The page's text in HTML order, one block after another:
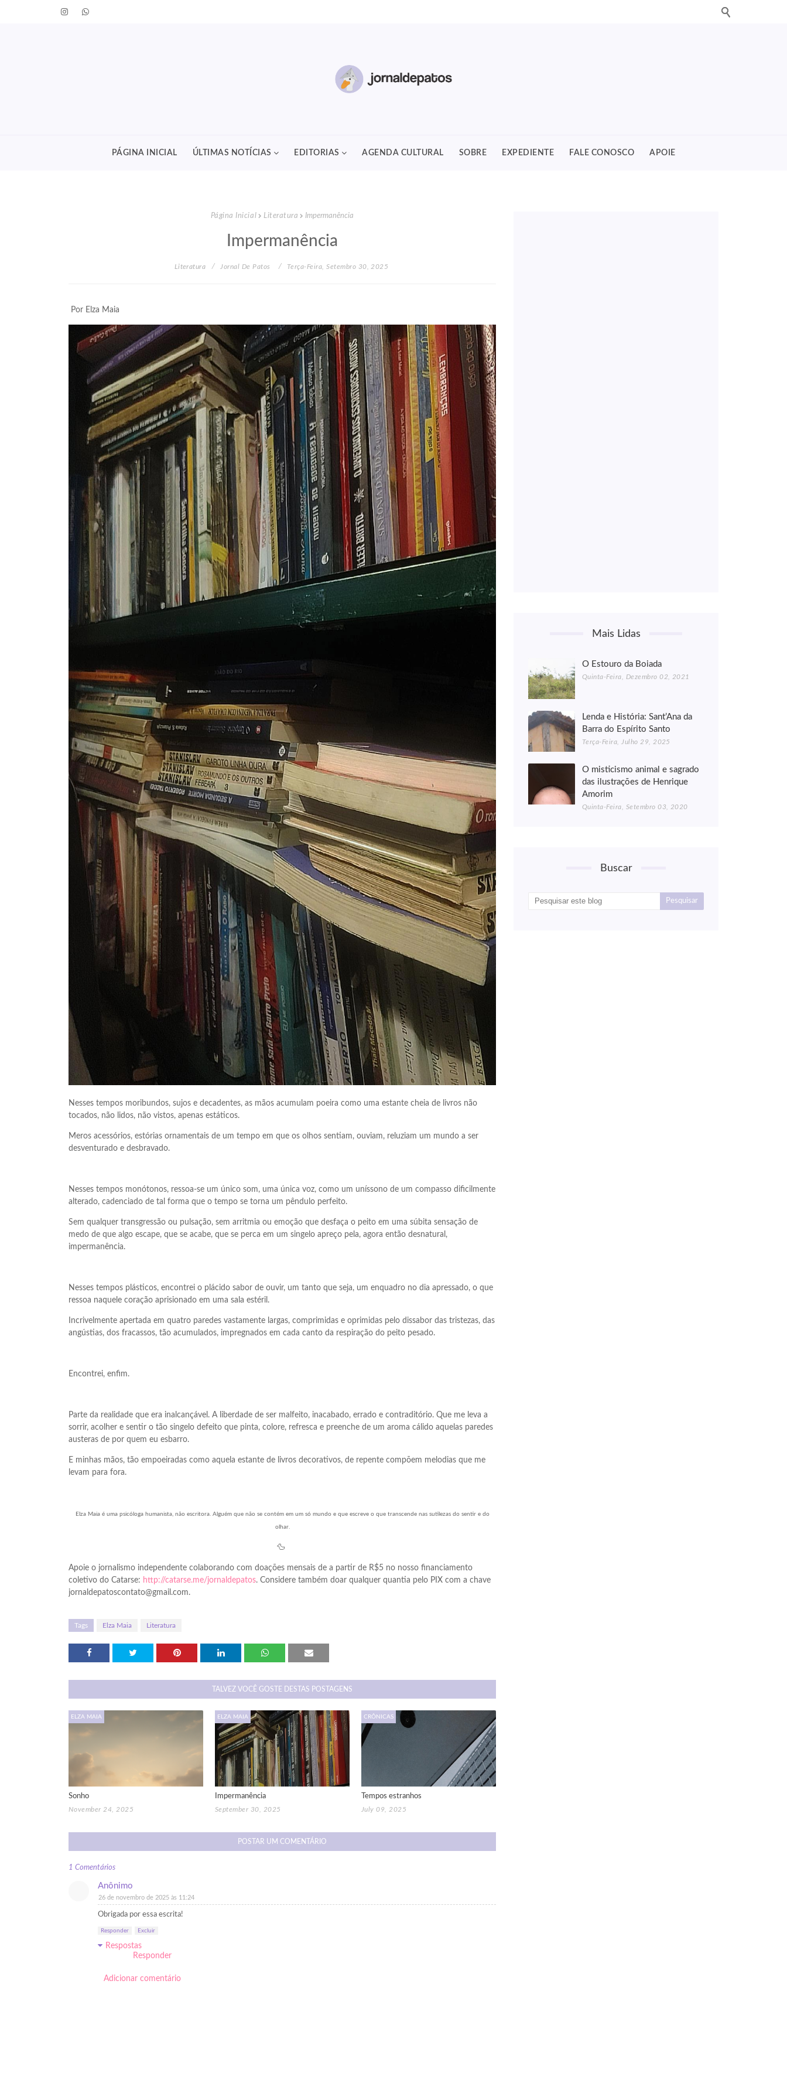
PÁGINA INICIAL ÚLTIMAS NOTÍCIAS EDITORIAS AGENDA CULTURAL SOBRE EXPEDIENTE FALE CONOSCO APOIE
Página Inicial Literatura Impermanência
Impermanência
Literatura Jornal De Patos Terça-Feira, Setembro 30, 2025
Por Elza Maia
Nesses tempos moribundos, sujos e decadentes, as mãos acumulam poeira como uma estante cheia de livros não
tocados, não lidos, não vistos, apenas estáticos.
Meros acessórios, estórias ornamentais de um tempo em que os olhos sentiam, ouviam, reluziam um mundo a ser
desventurado e desbravado.
Nesses tempos monótonos, ressoa-se um único som, uma única voz, como um uníssono de um compasso dificilmente
alterado, cadenciado de tal forma que o tempo se torna um pêndulo perfeito.
Sem qualquer transgressão ou pulsação, sem arritmia ou emoção que desfaça o peito em uma súbita sensação de
medo de que algo escape, que se acabe, que se perca em um singelo apreço pela, agora então desnatural,
impermanência.
Nesses tempos plásticos, encontrei o plácido sabor de ouvir, um tanto que seja, um enquadro no dia apressado, o que
ressoa naquele coração aprisionado em uma sala estéril.
Incrivelmente apertada em quatro paredes vastamente largas, comprimidas e oprimidas pelo dissabor das tristezas, das
angústias, dos fracassos, tão acumulados, impregnados em cada canto da respiração do peito pesado.
Encontrei, enfim.
Parte da realidade que era inalcançável. A liberdade de ser malfeito, inacabado, errado e contraditório. Que me leva a
sorrir, acolher e sentir o tão singelo defeito que pinta, colore, refresca e preenche de um aroma cálido aquelas paredes
austeras de por quem eu esbarro.
E minhas mãos, tão empoeiradas como aquela estante de livros decorativos, de repente compõem melodias que me
levam para fora.
Elza Maia é uma psicóloga humanista, não escritora. Alguém que não se contém em um só mundo e que escreve o que transcende nas sutilezas do sentir e do
olhar.
🦆
Apoie o jornalismo independente colaborando com doações mensais de a partir de R$5 no nosso financiamento
coletivo do Catarse: http://catarse.me/jornaldepatos. Considere também doar qualquer quantia pelo PIX com a chave
jornaldepatoscontato@gmail.com.
Tags Elza Maia Literatura
TALVEZ VOCÊ GOSTE DESTAS POSTAGENS
ELZA MAIA
Sonho
November 24, 2025
ELZA MAIA
Impermanência
September 30, 2025
CRÔNICAS
Tempos estranhos
July 09, 2025
POSTAR UM COMENTÁRIO
1 Comentários
Anônimo
26 de novembro de 2025 às 11:24
Obrigada por essa escrita!
Responder Excluir
Respostas
Responder
Adicionar comentário
Mais Lidas
O Estouro da Boiada
Quinta-Feira, Dezembro 02, 2021
Lenda e História: Sant’Ana da
Barra do Espírito Santo
Terça-Feira, Julho 29, 2025
O misticismo animal e sagrado
das ilustrações de Henrique
Amorim
Quinta-Feira, Setembro 03, 2020
Buscar